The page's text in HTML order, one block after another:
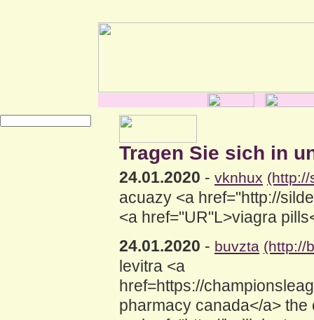
Tragen Sie sich in
24.01.2020 - vknhux
acuazy <a href="http://
<a href="UR"L>viagra
24.01.2020 - buvzta (http://
levitra <a
href=https://
pharmacy canada</a>